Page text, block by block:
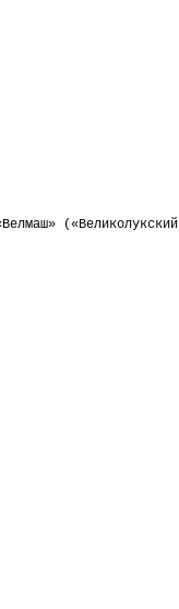
Велмаш» («Великолукский